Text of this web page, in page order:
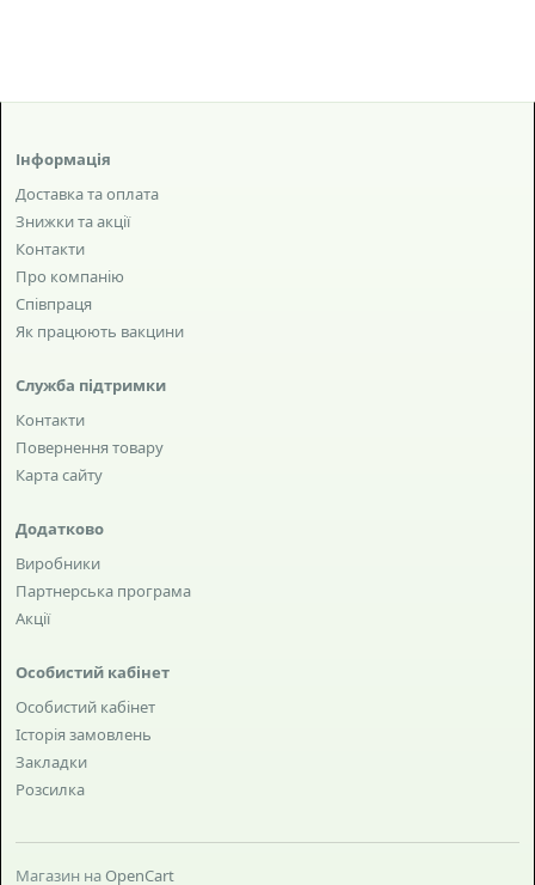
Інформація
Доставка та оплата
Знижки та акції
Контакти
Про компанію
Співпраця
Як працюють вакцини
Служба підтримки
Контакти
Повернення товару
Карта сайту
Додатково
Виробники
Партнерська програма
Акції
Особистий кабінет
Особистий кабінет
Історія замовлень
Закладки
Розсилка
Магазин на OpenCart